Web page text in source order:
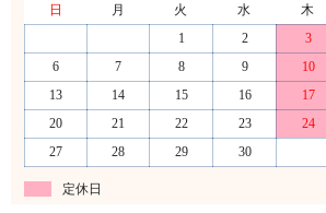
日
月 火 水 木
1
2 3
6
7 8 9 10
13
14 15 16 17
20
21 22 23 24
27
28 29 30
定休日